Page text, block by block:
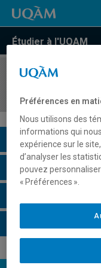
Étudier à l'UQAM
COURS//
Description du
Horaire - Été 2026
Préférences en
Nous utilisons des
informations qui
expérience sur le
d’analyser les
pouvez
« Préférences ».